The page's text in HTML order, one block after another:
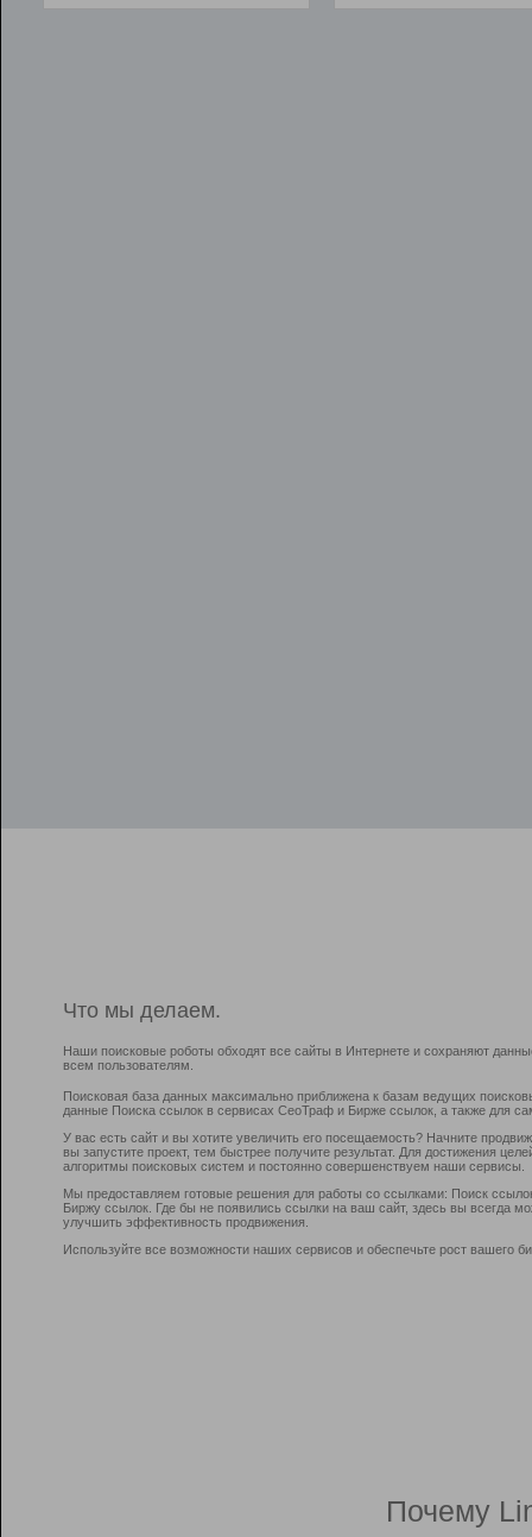
Что мы делаем.
Наши поисковые роботы обходят все сайты в Интернете и сохраняют
всем пользователям.
Поисковая база данных максимально приближена к базам ведущих
данные Поиска ссылок в сервисах СеоТраф и Бирже ссылок, а также для
У вас есть сайт и вы хотите увеличить его посещаемость? Начните
вы запустите проект, тем быстрее получите результат. Для достижения
алгоритмы поисковых систем и постоянно совершенствуем наши сервисы.
Мы предоставляем готовые решения для работы со ссылками: Поиск
Биржу ссылок. Где бы не появились ссылки на ваш сайт, здесь вы всегда
улучшить эффективность продвижения.
Используйте все возможности наших сервисов и обеспечьте рост вашего
Почему